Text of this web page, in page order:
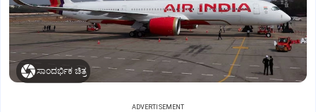
ಸಾಂದರ್ಭಿಕ ಚಿತ್ರ
ADVERTISEMENT